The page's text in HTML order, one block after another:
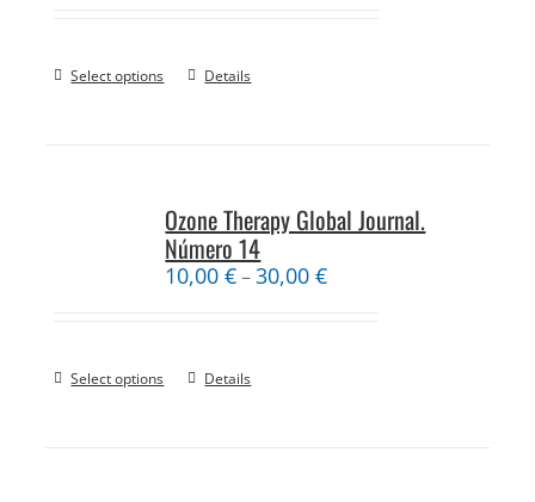
Select options Details
Ozone Therapy Global Journal.
Número 14
10,00€–30,00€
Select options Details